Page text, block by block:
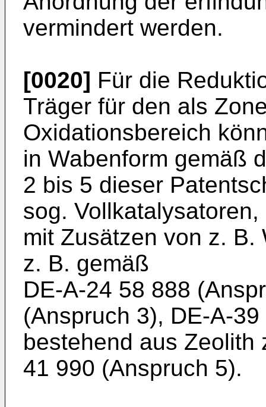
vermindert werden.
[0020] Für die
Träger für den als
Oxidationsbereich
in Wabenform gemäß
2 bis 5 dieser
sog.
mit Zusätzen von z. B.
z. B. gemäß
DE-A-24 58 888
(Anspruch 3), DE-A-
bestehend aus Zeolith
41 990 (Anspruch 5).